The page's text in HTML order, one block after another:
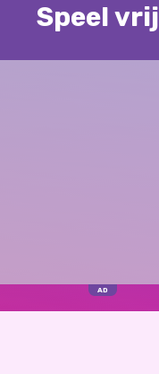
Speel vrij